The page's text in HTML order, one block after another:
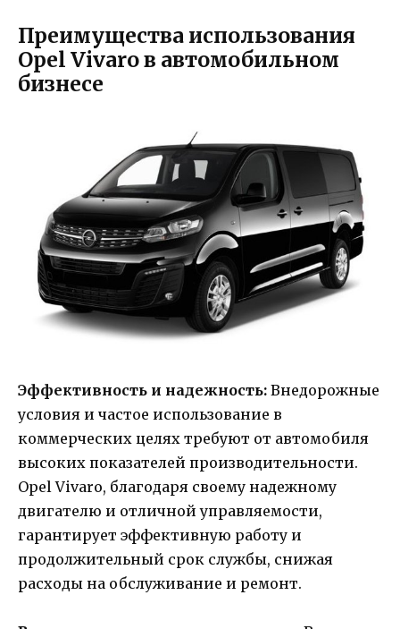
Преимущества использования
Opel Vivaro в автомобильном
бизнесе
Эффективность и надежность: Внедорожные
условия и частое использование в
коммерческих целях требуют от автомобиля
высоких показателей производительности.
Opel Vivaro, благодаря своему надежному
двигателю и отличной управляемости,
гарантирует эффективную работу и
продолжительный срок службы, снижая
расходы на обслуживание и ремонт.